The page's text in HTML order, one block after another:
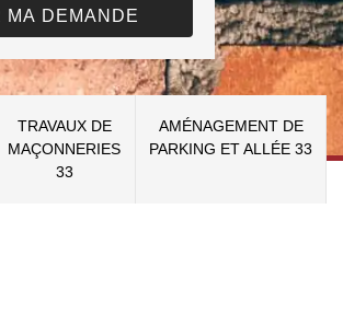
TRAVAUX DE
MAÇONNERIES
33
AMÉNAGEMENT DE
PARKING ET ALLÉE 33